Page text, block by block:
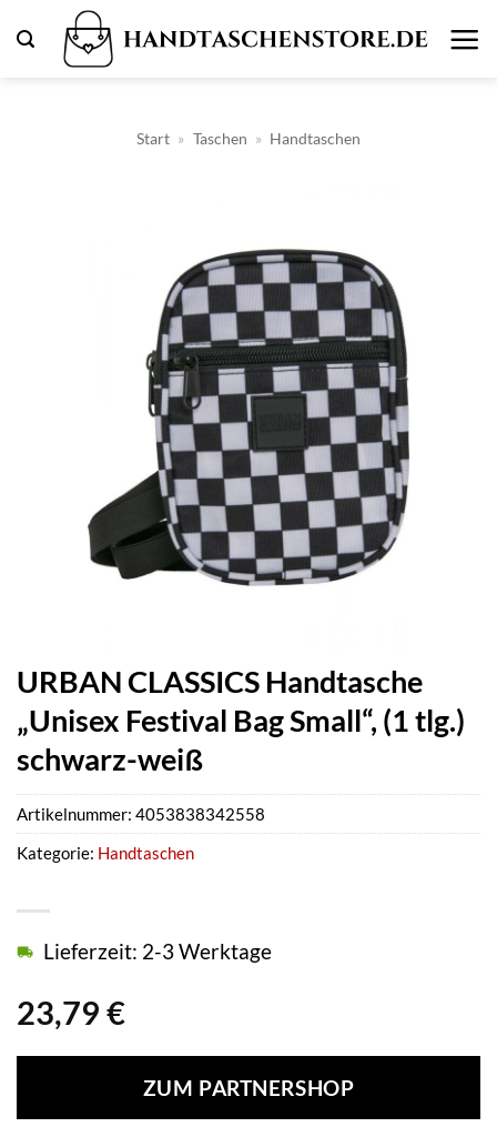
Inhalt
Start » Taschen » Handtaschen
URBAN CLASSICS Handtasche
„Unisex Festival Bag Small“, (1 tlg.)
schwarz-weiß
23,79 €
Lieferzeit: 2-3 Werktage
ZUM PARTNERSHOP
Artikelnummer: 4053838342558
Kategorie: Handtaschen